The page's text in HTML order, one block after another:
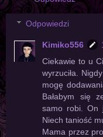
Odpowiedzi
Kimiko556
Ciekawie to u
wyrzuciła.
mogę
Bałabym się
samo robi. On
Niech taniość
Mama przez